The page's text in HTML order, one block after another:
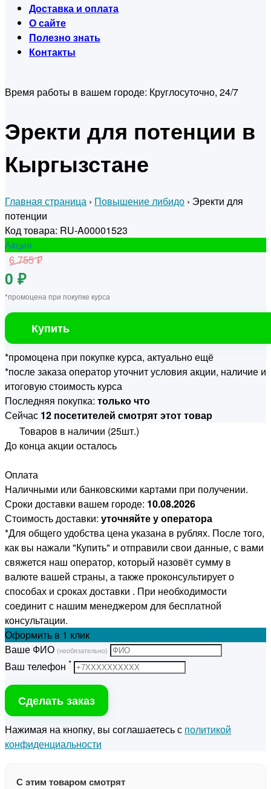
Доставка и оплата
О сайте
Полезно знать
Контакты
Время работы в вашем городе: Круглосуточно, 24/7
Эректи для потенции в
Кыргызстане
Главная страница › Повышение либидо › Эректи для
потенции
Код товара: RU-A00001523
Акция
6 755 ₽
0 ₽
*промоцена при покупке курса
Купить
*промоцена при покупке курса, актуально ещё
*после заказа оператор уточнит условия акции, наличие и
итоговую стоимость курса
Последняя покупка: только что
Сейчас 12 посетителей смотрят этот товар
Товаров в наличии (25шт.)
До конца акции осталось
Оплата
Наличными или банковскими картами при получении.
Сроки доставки вашем городе: 10.08.2026
Стоимость доставки: уточняйте у оператора
*Для общего удобства цена указана в рублях. После того,
как вы нажали "Купить" и отправили свои данные, с вами
свяжется наш оператор, который назовёт сумму в
валюте вашей страны, а также проконсультирует о
способах и сроках доставки . При необходимости
соединит с нашим менеджером для бесплатной
консультации.
Оформить в 1 клик
Ваше ФИО (необязательно)
Ваш телефон *
Сделать заказ
Нажимая на кнопку, вы соглашаетесь с политикой
конфиденциальности
С этим товаром смотрят